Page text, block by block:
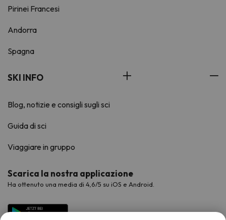
Pirinei Francesi
Andorra
Spagna
SKI INFO
Blog, notizie e consigli sugli sci
Guida di sci
Viaggiare in gruppo
Scarica la nostra applicazione
Ha ottenuto una media di 4,6/5 su iOS e Android.